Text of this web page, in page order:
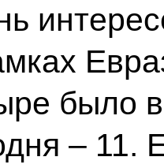
было
– 11.